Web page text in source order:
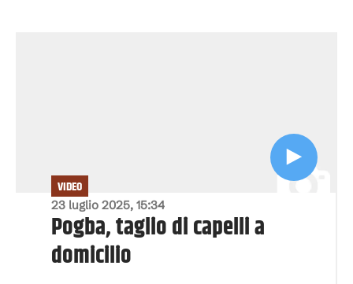
23 luglio 2025, 15:34
VIDEO
Pogba, taglio di capelli a
domicilio